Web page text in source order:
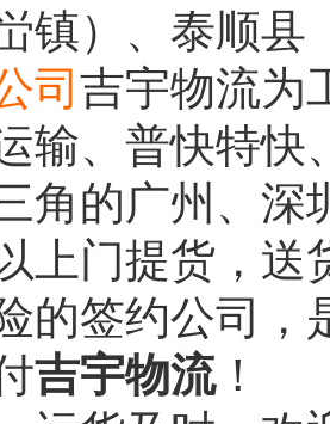
镇）、泰顺县
司 吉宇物流为
输、普快特快
角的广州、深
上门提货，送
的签约公司，
吉宇物流！